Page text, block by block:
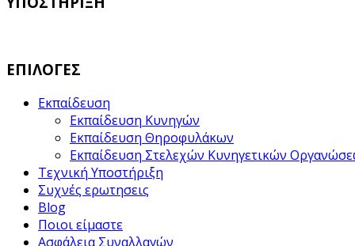
ΕΠΙΛΟΓΕΣ
Εκπαίδευση
Εκπαίδευση Κυνηγών
Εκπαίδευση Θηροφυλάκων
Εκπαίδευση Στελεχών Κυνηγετικών
Τεχνική Υποστήριξη
Συχνές ερωτησεις
Blog
Ποιοι είμαστε
Ασφάλεια Συναλλαγών